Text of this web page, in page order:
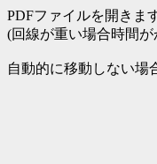
PDFファイルを開きま
(回線が重い場合時間
自動的に移動しない場